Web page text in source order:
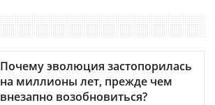
Почему эволюция застопорилась
на миллионы лет, прежде чем
внезапно возобновиться?